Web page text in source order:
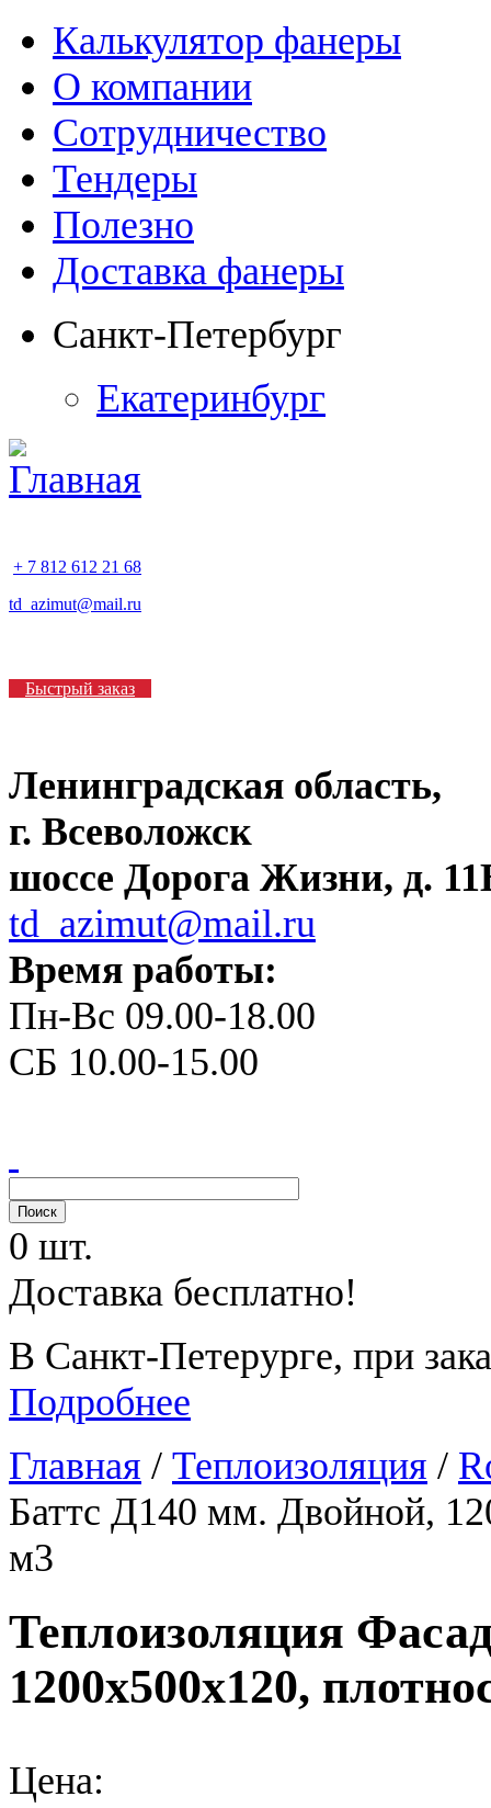
Калькулятор фанеры
О компании
Сотрудничество
Тендеры
Полезно
Доставка фанеры
Санкт-Петербург
Екатеринбург
+ 7 812 612 21 68
td_azimut@mail.ru
Быстрый заказ
Ленинградская область,
г. Всеволожск
шоссе Дорога Жизни, д.
td_azimut@mail.ru
Время работы:
Пн-Вс 09.00-18.00
СБ 10.00-15.00
0 шт.
Доставка бесплатно!
В Санкт-Петерурге, при
Подробнее
Главная / Теплоизоляция /
Баттс Д140 мм. Двойной,
м3
Теплоизоляция
1200х500х120,
Цена: